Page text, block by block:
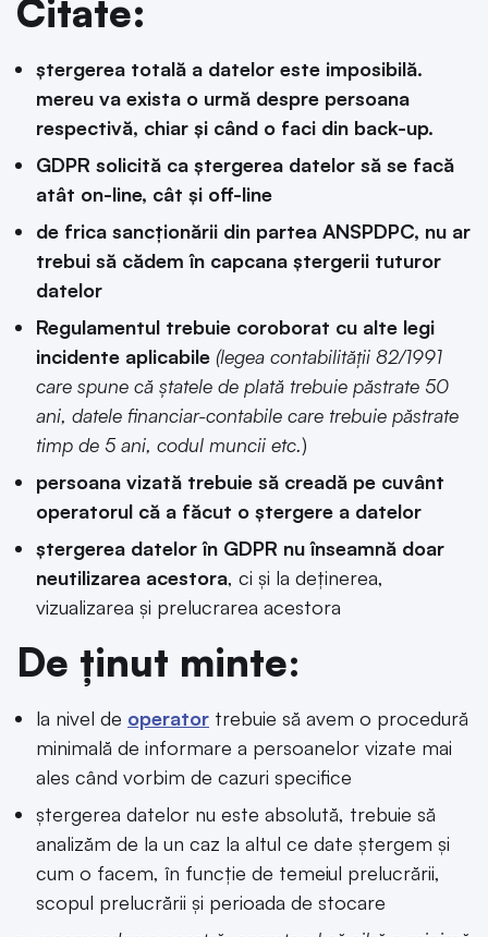
Citate:
ștergerea totală a datelor este imposibilă.
mereu va exista o urmă despre persoana
respectivă, chiar și când o faci din back-up.
GDPR solicită ca ștergerea datelor să se facă
atât on-line, cât și off-line
de frica sancționării din partea ANSPDPC, nu ar
trebui să cădem în capcana ștergerii tuturor
datelor
Regulamentul trebuie coroborat cu alte legi
incidente aplicabile (legea contabilității 82/1991
care spune că ștatele de plată trebuie păstrate 50
ani, datele financiar-contabile care trebuie păstrate
timp de 5 ani, codul muncii etc.)
persoana vizată trebuie să creadă pe cuvânt
operatorul că a făcut o ștergere a datelor
ștergerea datelor în GDPR nu înseamnă doar
neutilizarea acestora, ci și la deținerea,
vizualizarea și prelucrarea acestora
De ținut minte:
la nivel de operator trebuie să avem o procedură
minimală de informare a persoanelor vizate mai
ales când vorbim de cazuri specifice
ștergerea datelor nu este absolută, trebuie să
analizăm de la un caz la altul ce date ștergem și
cum o facem, în funcție de temeiul prelucrării,
scopul prelucrării și perioada de stocare